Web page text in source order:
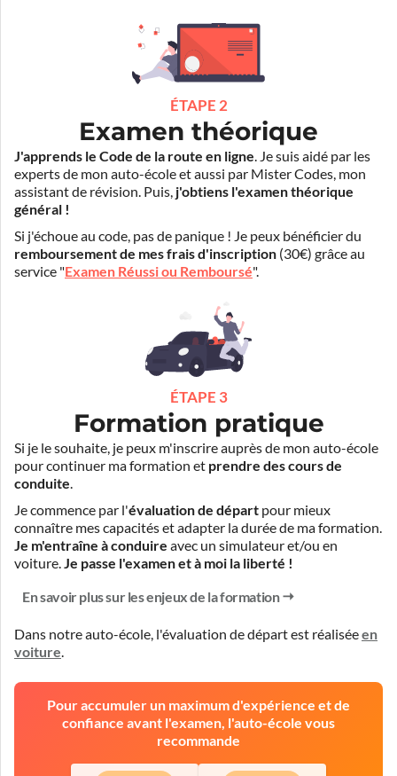
ÉTAPE 2
Examen théorique
J'apprends le Code de la route en ligne. Je suis aidé par les
experts de mon auto-école et aussi par Mister Codes, mon
assistant de révision. Puis, j'obtiens l'examen théorique
général !
Si j'échoue au code, pas de panique ! Je peux bénéficier du
remboursement de mes frais d'inscription (30€) grâce au
service "Examen Réussi ou Remboursé".
ÉTAPE 3
Formation pratique
Si je le souhaite, je peux m'inscrire auprès de mon auto-école
pour continuer ma formation et prendre des cours de
conduite.
Je commence par l'évaluation de départ pour mieux
connaître mes capacités et adapter la durée de ma formation.
Je m'entraîne à conduire avec un simulateur et/ou en
voiture.Je passe l'examen et à moi la liberté !
En savoir plus sur les enjeux de la formation
Dans notre auto-école, l'évaluation de départ est réaliséeen
voiture.
Pour accumuler un maximum d'expérience et de
confiance avant l'examen, l'auto-école vous
recommande